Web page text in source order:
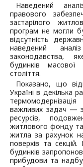
Наведений
правового
застарілого
програм не могли
відсутність
наведений
законодавства,
будинків
століття.
Показано, що
Україні в декілька
важливих задач ―
ресурсів,
житлового фонду
житла за рахунок
поверхів та
будинків
прибудови та